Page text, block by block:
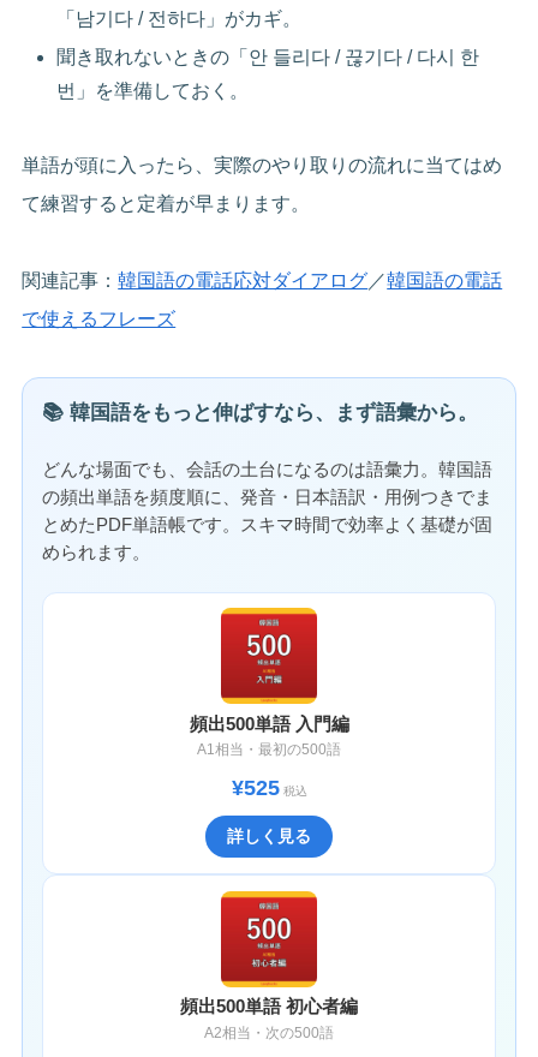
「남기다 / 전하다」がカギ。
聞き取れないときの「안 들리다 / 끊기다 / 다시 한
번」を準備しておく。
単語が頭に入ったら、実際のやり取りの流れに当てはめ
て練習すると定着が早まります。
関連記事：韓国語の電話応対ダイアログ ／韓国語の電話
で使えるフレーズ
📚 韓国語をもっと伸ばすなら、まず語彙から。
どんな場面でも、会話の土台になるのは語彙力。韓国語
の頻出単語を頻度順に、発音・日本語訳・用例つきでま
とめたPDF単語帳です。スキマ時間で効率よく基礎が固
められます。
頻出500単語 入門編
A1相当・最初の500語
¥525税込
詳しく見る
頻出500単語 初心者編
A2相当・次の500語